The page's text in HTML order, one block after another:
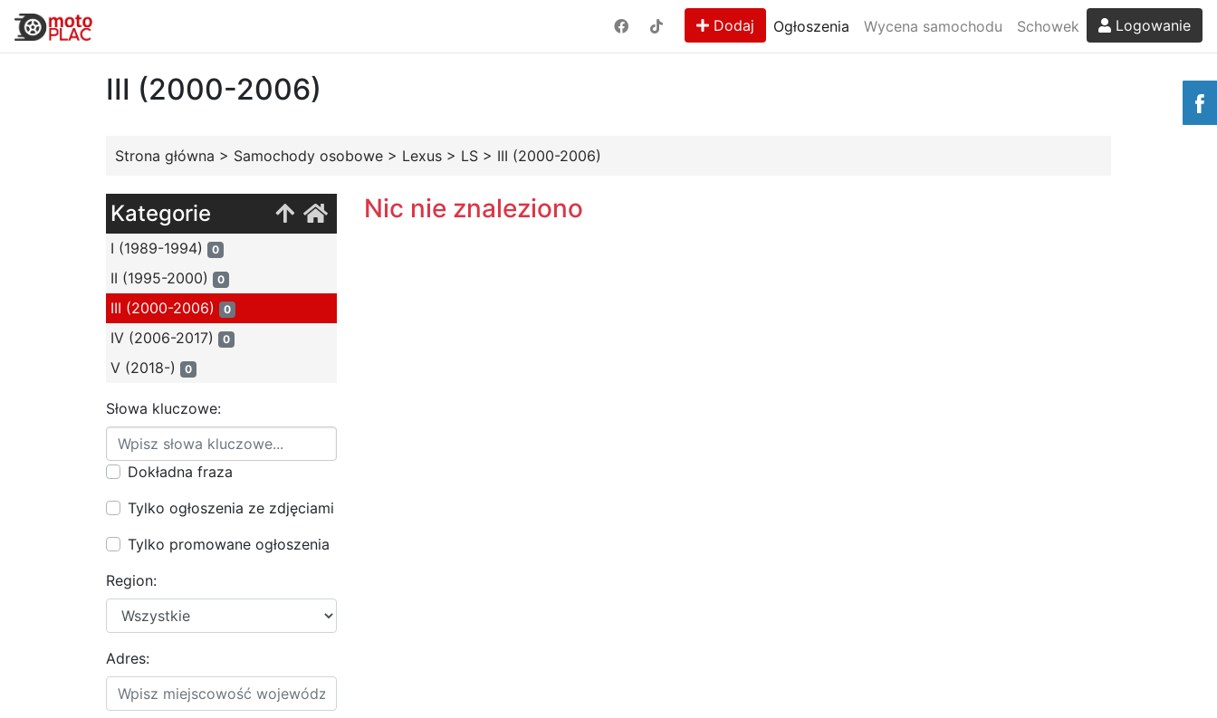
Dodaj Ogłoszenia Wycena samochodu Schowek Logowanie
III (2000-2006)
Strona główna > Samochody osobowe > Lexus > LS > III (2000-2006)
Kategorie
I (1989-1994) 0
II (1995-2000) 0
III (2000-2006) 0
IV (2006-2017) 0
V (2018-) 0
Słowa kluczowe:
Dokładna fraza
Tylko ogłoszenia ze zdjęciami
Tylko promowane ogłoszenia
Region:
Adres:
Nic nie znaleziono